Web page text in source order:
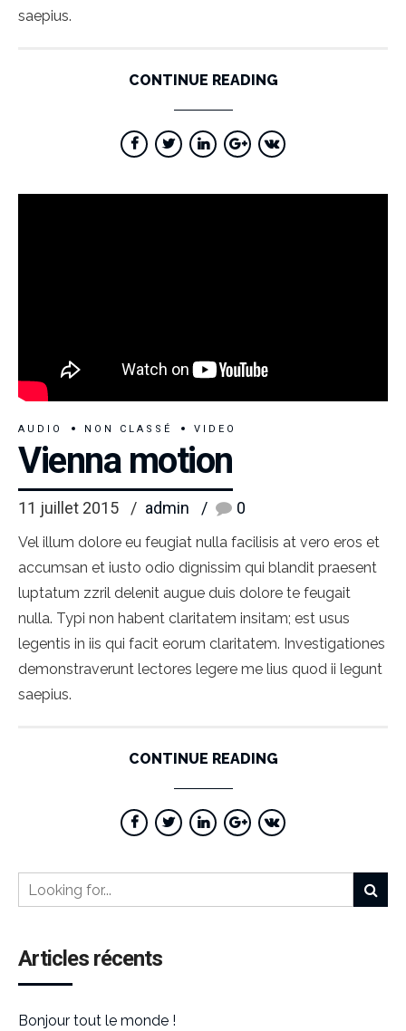
saepius.
CONTINUE READING
AUDIO NON CLASSÉ VIDEO
Vienna motion
11 juillet 2015 admin 0
Vel illum dolore eu feugiat nulla facilisis at vero eros et
accumsan et iusto odio dignissim qui blandit praesent
luptatum zzril delenit augue duis dolore te feugait
nulla. Typi non habent claritatem insitam; est usus
legentis in iis qui facit eorum claritatem. Investigationes
demonstraverunt lectores legere me lius quod ii legunt
saepius.
CONTINUE READING
Articles récents
Bonjour tout le monde !